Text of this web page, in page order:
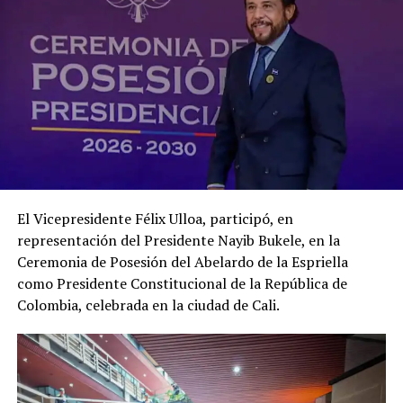
VIDEO | Tiroteo entre policías y pandilleros deja heridos
y varios capturados en Guatemala
DON'T MISS
Alemania condena a cadena perpetua a un médico de
cuidados paliativos por matar a 15 pacientes
El Vicepresidente Félix Ulloa, participó, en
representación del Presidente Nayib Bukele, en la
Ceremonia de Posesión del Abelardo de la Espriella
como Presidente Constitucional de la República de
Colombia, celebrada en la ciudad de Cali.